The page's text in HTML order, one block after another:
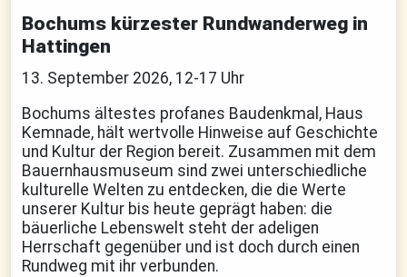
Bochums kürzester Rundwanderweg in
Hattingen
13. September 2026, 12-17 Uhr
Bochums ältestes profanes Baudenkmal, Haus
Kemnade, hält wertvolle Hinweise auf Geschichte
und Kultur der Region bereit. Zusammen mit dem
Bauernhausmuseum sind zwei unterschiedliche
kulturelle Welten zu entdecken, die die Werte
unserer Kultur bis heute geprägt haben: die
bäuerliche Lebenswelt steht der adeligen
Herrschaft gegenüber und ist doch durch einen
Rundweg mit ihr verbunden.